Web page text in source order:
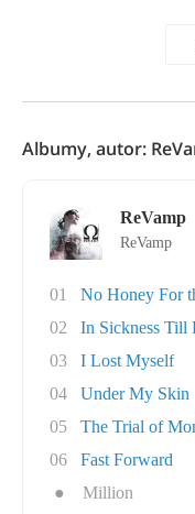
Albumy, autor:
ReVamp
ReVamp
01
No Honey For
02
In Sickness Till
03
I Lost Myself
04
Under My Skin
05
The Trial of
06
Fast Forward
●
Million